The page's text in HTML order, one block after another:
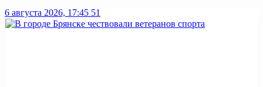
6 августа 2026, 17:45 51